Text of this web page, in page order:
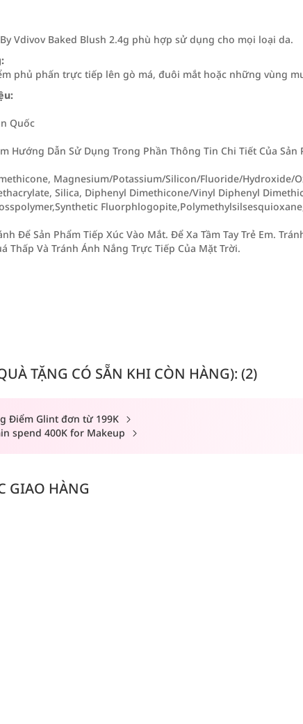
Vdivov Baked Blush 2.4g phù hợp sử dụng cho mọi loại da.
phủ phấn trực tiếp lên gò má, đuôi mắt hoặc những vùng
Quốc
Hướng Dẫn Sử Dụng Trong Phần Thông Tin Chi Tiết Của Sản
Magnesium/Potassium/Silicon/Fluoride/Hydroxide/
Silica, Diphenyl Dimethicone/Vinyl Diphenyl
Để Sản Phẩm Tiếp Xúc Vào Mắt. Để Xa Tầm Tay Trẻ Em.
Thấp Và Tránh Ánh Nắng Trực Tiếp Của Mặt Trời.
TẶNG CÓ SẴN KHI CÒN HÀNG): (2)
Điểm Glint đơn từ 199K
spend 400K for Makeup
GIAO HÀNG